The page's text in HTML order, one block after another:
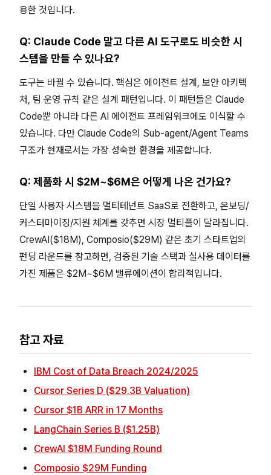
용한 것입니다.
Q: Claude Code 말고 다른 AI 도구로도 비슷한 시
스템을 만들 수 있나요?
도구는 바뀔 수 있습니다. 핵심은 에이전트 설계, 보안 아키텍
처, 팀 운영 규칙 같은 설계 패턴입니다. 이 패턴들은 Claude
Code뿐 아니라 다른 AI 에이전트 프레임워크에도 이식할 수
있습니다. 다만 Claude Code의 Sub-agent/Agent Teams
구조가 현재로서는 가장 성숙한 환경을 제공합니다.
Q: 제품화 시 $2M~$6M은 어떻게 나온 건가요?
단일 사용자 시스템을 멀티테넌트 SaaS로 전환하고, 온보딩/
커스터마이징/지원 체계를 갖추면 시장 멀티플이 달라집니다.
CrewAI($18M), Composio($29M) 같은 초기 스타트업의
펀딩 라운드를 참고하면, 검증된 기술 스택과 실사용 데이터를
가진 제품은 $2M~$6M 밸류에이션이 합리적입니다.
참고 자료
IBM Cost of Data Breach 2024/2025
Cursor Series D ($29.3B Valuation)
Cursor $1B ARR in 17 Months
LangChain Series B ($1.25B)
CrewAI $18M Funding Round
Composio $29M Funding